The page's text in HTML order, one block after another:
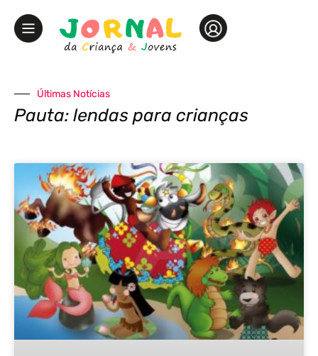
Últimas Notícias
Pauta: lendas para crianças